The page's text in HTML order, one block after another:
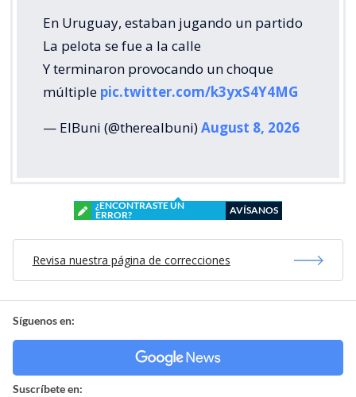
En Uruguay, estaban jugando un partido
La pelota se fue a la calle
Y terminaron provocando un choque
múltiple pic.twitter.com/k3yxS4Y4MG
— ElBuni (@therealbuni)August 8, 2026
¿ENCONTRASTE UN
ERROR?
AVÍSANOS
Revisa nuestra página de correcciones
Síguenos en:
Suscríbete en: